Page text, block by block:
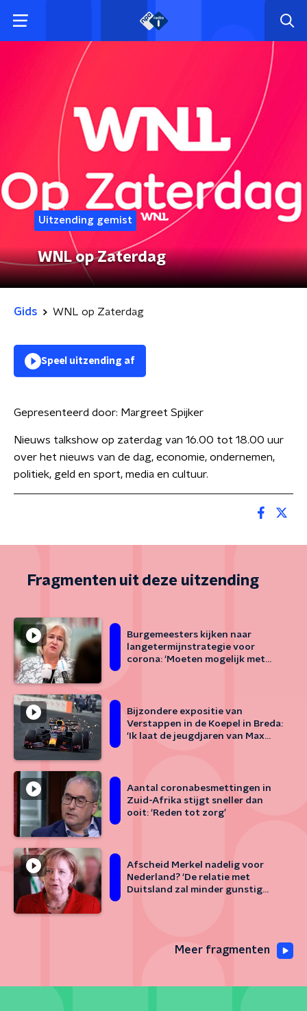
Uitzending gemist
WNL op Zaterdag
Gids WNL op Zaterdag
Speel uitzending af
Gepresenteerd door: Margreet Spijker
Nieuws talkshow op zaterdag van 16.00 tot 18.00 uur
over het nieuws van de dag, economie, ondernemen,
politiek, geld en sport, media en cultuur.
Fragmenten uit deze uitzending
Burgemeesters kijken naar
langetermijnstrategie voor
corona: ‘Moeten mogelijk met
Bijzondere expositie van
Verstappen in de Koepel in Breda:
‘Ik laat de jeugdjaren van Max
Aantal coronabesmettingen in
Zuid-Afrika stijgt sneller dan
ooit: ‘Reden tot zorg’
Afscheid Merkel nadelig voor
Nederland? ‘De relatie met
Duitsland zal minder gunstig
Meer fragmenten